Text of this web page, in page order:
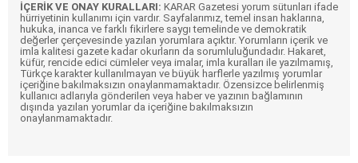
İÇERİK VE ONAY KURALLARI: KARAR Gazetesi yorum sütunları ifade
hürriyetinin kullanımı için vardır. Sayfalarımız, temel insan haklarına,
hukuka, inanca ve farklı fikirlere saygı temelinde ve demokratik
değerler çerçevesinde yazılan yorumlara açıktır. Yorumların içerik ve
imla kalitesi gazete kadar okurların da sorumluluğundadır. Hakaret,
küfür, rencide edici cümleler veya imalar, imla kuralları ile yazılmamış,
Türkçe karakter kullanılmayan ve büyük harflerle yazılmış yorumlar
içeriğine bakılmaksızın onaylanmamaktadır. Özensizce belirlenmiş
kullanıcı adlarıyla gönderilen veya haber ve yazının bağlamının
dışında yazılan yorumlar da içeriğine bakılmaksızın
onaylanmamaktadır.